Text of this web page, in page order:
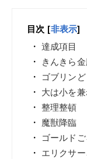
目次 [非表示]
達成項目
きんきら
ゴブリン
大は小を
整理整頓
魔獣降臨
ゴールド
エリクサー